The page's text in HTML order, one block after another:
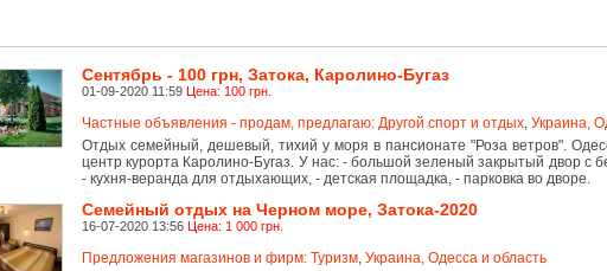
Сентябрь - 100 грн, Затока, Каролино-Бугаз
01-09-2020 11:59 Цена: 100 грн.
Частные объявления - продам, предлагаю: Другой спорт и отдых, Украина,
Отдых семейный, дешевый, тихий у моря в пансионате "Роза ветров".
центр курорта Каролино-Бугаз. У нас: - большой зеленый закрытый двор с
- кухня-веранда для отдыхающих, - детская площадка, - парковка во дворе.
Семейный отдых на Черном море, Затока-2020
16-07-2020 13:56 Цена: 1 000 грн.
Предложения магазинов и фирм: Туризм, Украина, Одесса и область